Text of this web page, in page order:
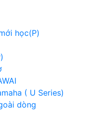
học(P)
( U Series)
dòng